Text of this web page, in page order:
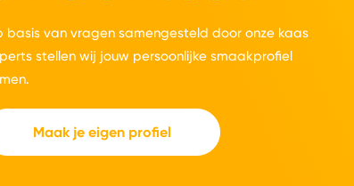
basis van vragen samengesteld door onze kaas
stellen wij jouw persoonlijke smaakprofiel
Maak je eigen profiel